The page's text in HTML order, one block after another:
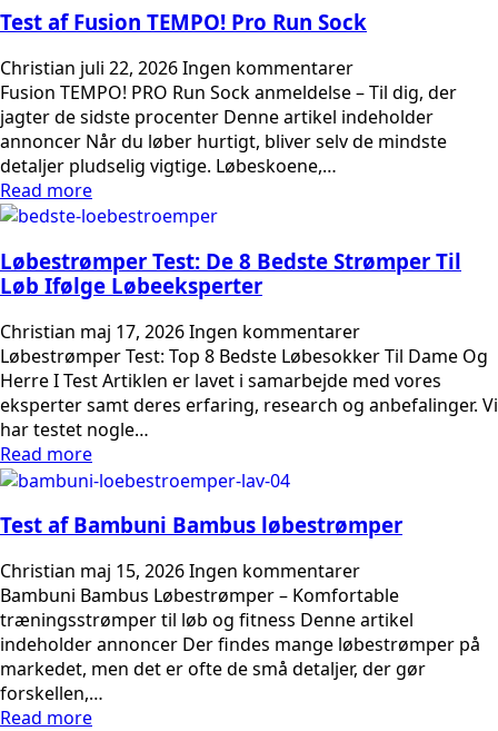
Test af Fusion TEMPO! Pro Run Sock
Christian juli 22, 2026Ingen kommentarer
Fusion TEMPO! PRO Run Sock anmeldelse – Til dig, der
jagter de sidste procenter Denne artikel indeholder
annoncer Når du løber hurtigt, bliver selv de mindste
detaljer pludselig vigtige. Løbeskoene,…
Read more
Løbestrømper Test: De 8 Bedste Strømper Til
Løb Ifølge Løbeeksperter
Christian maj 17, 2026Ingen kommentarer
Løbestrømper Test: Top 8 Bedste Løbesokker Til Dame Og
Herre I Test Artiklen er lavet i samarbejde med vores
eksperter samt deres erfaring, research og anbefalinger. Vi
har testet nogle…
Read more
Test af Bambuni Bambus løbestrømper
Christian maj 15, 2026Ingen kommentarer
Bambuni Bambus Løbestrømper – Komfortable
træningsstrømper til løb og fitness Denne artikel
indeholder annoncer Der findes mange løbestrømper på
markedet, men det er ofte de små detaljer, der gør
forskellen,…
Read more